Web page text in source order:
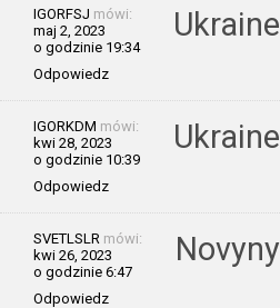
IGORFSJ mówi:
maj 2, 2023
o godzinie 19:34
Odpowiedz
Ukraine
IGORKDM mówi:
kwi 28, 2023
o godzinie 10:39
Odpowiedz
Ukraine
SVETLSLR mówi:
kwi 26, 2023
o godzinie 6:47
Odpowiedz
Novyny